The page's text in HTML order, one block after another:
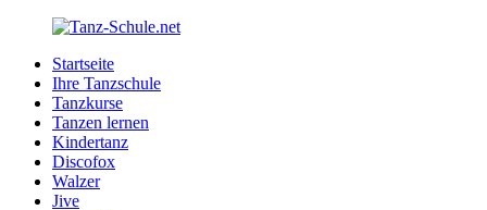
Zurück
Inhalt
Tanz-
Schule.net
Ihre
Tanzschule
Internet
Startseite
Ihre Tanzschule
Tanzkurse
Tanzen lernen
Kindertanz
Discofox
Walzer
Jive